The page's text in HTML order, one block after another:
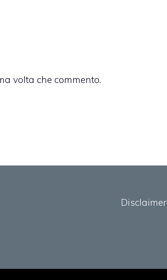
volta che commento.
Disclaimer